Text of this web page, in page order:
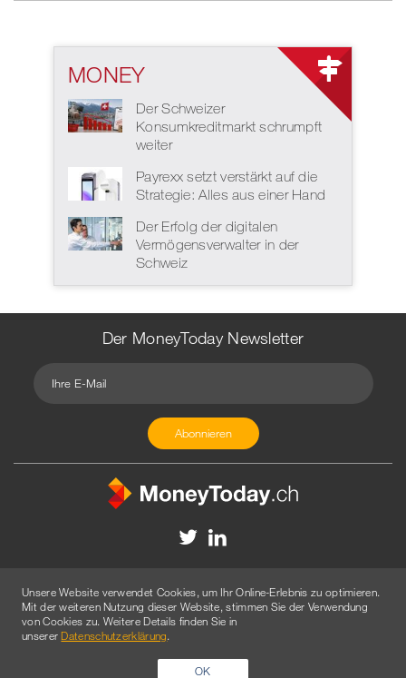
MONEY
Der Schweizer
Konsumkreditmarkt schrumpft
weiter
Payrexx setzt verstärkt auf die
Strategie: Alles aus einer Hand
Der Erfolg der digitalen
Vermögensverwalter in der
Schweiz
Der MoneyToday Newsletter
Disclaimer
Werbung
© 2026 Created byAGENTUR AM WASSER
Unsere Website verwendet Cookies, um Ihr Online-Erlebnis zu optimieren.
Mit der weiteren Nutzung dieser Website, stimmen Sie der Verwendung
von Cookies zu. Weitere Details finden Sie in
unsererDatenschutzerklärung.
OK